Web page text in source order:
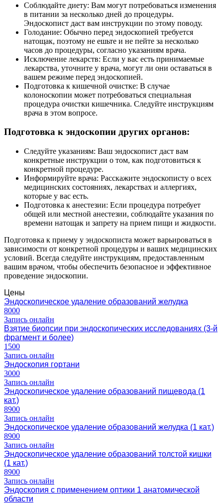
Соблюдайте диету: Вам могут потребоваться изменения
в питании за несколько дней до процедуры.
Эндоскопист даст вам инструкции по этому поводу.
Голодание: Обычно перед эндоскопией требуется
натощак, поэтому не ешьте и не пейте за несколько
часов до процедуры, согласно указаниям врача.
Исключение лекарств: Если у вас есть принимаемые
лекарства, уточните у врача, могут ли они оставаться в
вашем режиме перед эндоскопией.
Подготовка к кишечной очистке: В случае
колоноскопии может потребоваться специальная
процедура очистки кишечника. Следуйте инструкциям
врача в этом вопросе.
Подготовка к эндоскопии других органов:
Следуйте указаниям: Ваш эндоскопист даст вам
конкретные инструкции о том, как подготовиться к
конкретной процедуре.
Информируйте врача: Расскажите эндоскописту о всех
медицинских состояниях, лекарствах и аллергиях,
которые у вас есть.
Подготовка к анестезии: Если процедура потребует
общей или местной анестезии, соблюдайте указания по
времени натощак и запрету на прием пищи и жидкости.
Подготовка к приему у эндоскописта может варьироваться в
зависимости от конкретной процедуры и ваших медицинских
условий. Всегда следуйте инструкциям, предоставленным
вашим врачом, чтобы обеспечить безопасное и эффективное
проведение эндоскопии.
Цены
Эндоскопическое удаление образований желудка
8000
Запись онлайн
Взятие биопсии при эндоскопических исследованиях (3-й
фрагмент и более)
1500
Запись онлайн
Эндоскопия гортани
3000
Запись онлайн
Эндоскопическое удаление образований пищевода (1
кат.)
8900
Запись онлайн
Эндоскопическое удаление образований желудка (1 кат.)
8900
Запись онлайн
Эндоскопическое удаление образований толстой кишки
(1 кат.)
8900
Запись онлайн
Эндоскопия с применением оптики 1 анатомической
области